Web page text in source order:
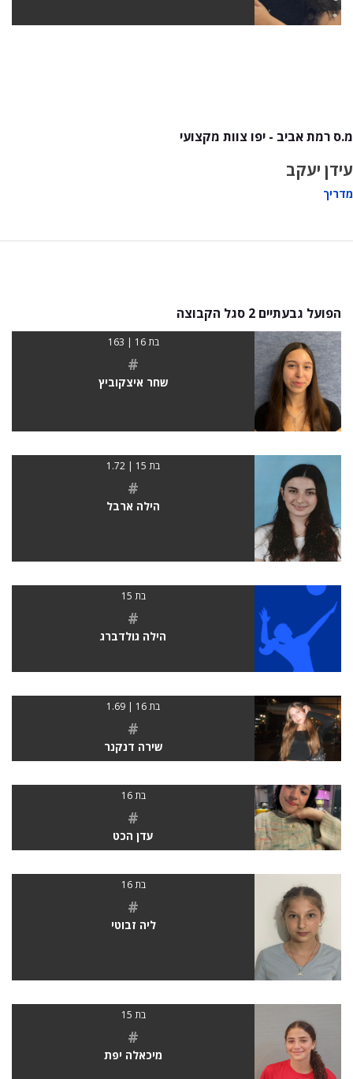
מ.ס רמת אביב - יפו צוות מקצועי
עידן יעקב
מדריך
הפועל גבעתיים 2 סגל הקבוצה
בת 16 | 163
#
שחר איצקוביץ
בת 15 | 1.72
#
הילה ארבל
בת 15
#
הילה גולדברג
בת 16 | 1.69
#
שירה דנקנר
בת 16
#
עדן הכט
בת 16
#
ליה זבוטי
בת 15
#
מיכאלה יפת